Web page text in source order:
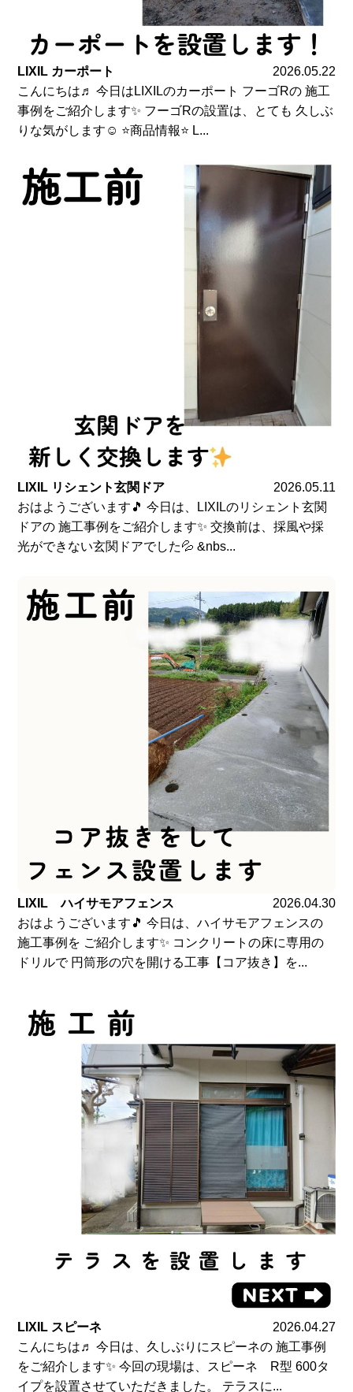
LIXIL カーポート
2026.05.22
こんにちは♬ 今日はLIXILのカーポート フーゴRの 施工
事例をご紹介します✨ フーゴRの設置は、とても 久しぶ
りな気がします☺️ ⭐商品情報⭐ L...
LIXIL リシェント玄関ドア
2026.05.11
おはようございます🎵 今日は、LIXILのリシェント玄関
ドアの 施工事例をご紹介します✨ 交換前は、採風や採
光ができない玄関ドアでした💦 &nbs...
LIXIL ハイサモアフェンス
2026.04.30
おはようございます🎵 今日は、ハイサモアフェンスの
施工事例を ご紹介します✨ コンクリートの床に専用の
ドリルで 円筒形の穴を開ける工事【コア抜き】を...
LIXIL スピーネ
2026.04.27
こんにちは♬ 今日は、久しぶりにスピーネの 施工事例
をご紹介します✨ 今回の現場は、スピーネ R型 600タ
イプを設置させていただきました。 テラスに...